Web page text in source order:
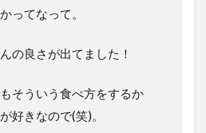
ってなって。
の良さが出てました！
そういう食べ方をするか
好きなので(笑)。